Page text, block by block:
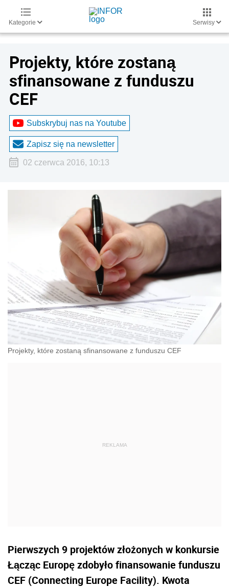
Kategorie Serwisy
Projekty, które zostaną
sfinansowane z funduszu
CEF
Subskrybuj nas na Youtube
Zapisz się na newsletter
02 czerwca 2016, 10:13
Projekty, które zostaną sfinansowane z funduszu CEF
Pierwszych 9 projektów złożonych w konkursie
Łącząc Europę zdobyło finansowanie funduszu
CEF (Connecting Europe Facility). Kwota